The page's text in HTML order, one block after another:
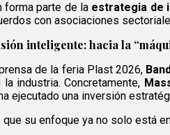
forma parte de la estrategia de
con asociaciones
inteligente: hacia la
de la feria Plast 2026,
industria. Concretamente,
ejecutado una inversión
que su enfoque ya no solo está